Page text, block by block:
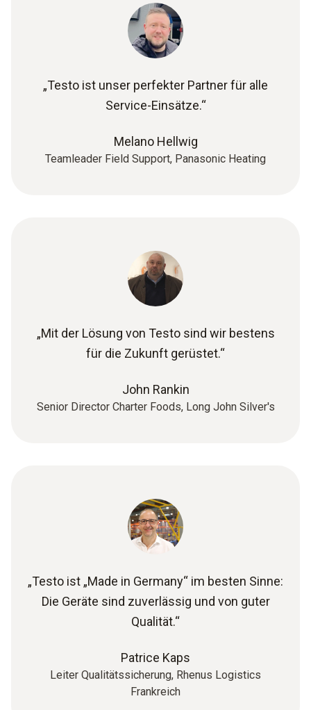
„Testo ist unser perfekter Partner für alle
Service-Einsätze.“
Melano Hellwig
Teamleader Field Support, Panasonic Heating
„Mit der Lösung von Testo sind wir bestens
für die Zukunft gerüstet.“
John Rankin
Senior Director Charter Foods, Long John Silver's
„Testo ist „Made in Germany“ im besten Sinne:
Die Geräte sind zuverlässig und von guter
Qualität.“
Patrice Kaps
Leiter Qualitätssicherung, Rhenus Logistics
Frankreich